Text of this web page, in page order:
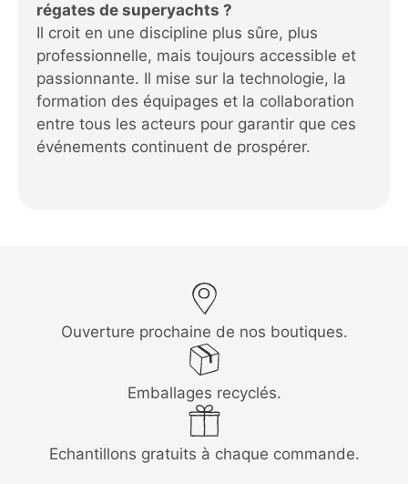
régates de superyachts ?
Il croit en une discipline plus sûre, plus
professionnelle, mais toujours accessible et
passionnante. Il mise sur la technologie, la
formation des équipages et la collaboration
entre tous les acteurs pour garantir que ces
événements continuent de prospérer.
Ouverture prochaine de nos boutiques.
Emballages recyclés.
Echantillons gratuits à chaque commande.